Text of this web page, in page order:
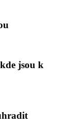
jsou k